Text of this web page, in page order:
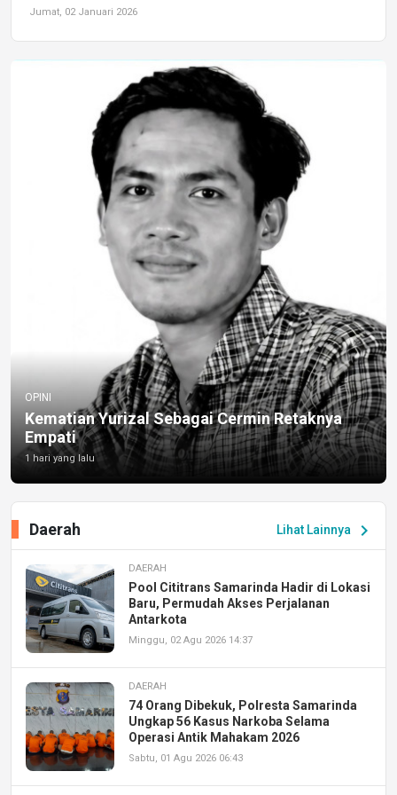
Jumat, 02 Januari 2026
OPINI
Kematian Yurizal Sebagai Cermin Retaknya
Empati
1 hari yang lalu
Lihat Lainnya chevron_right
Daerah
DAERAH
Pool Cititrans Samarinda Hadir di Lokasi
Baru, Permudah Akses Perjalanan
Antarkota
Minggu, 02 Agu 2026 14:37
DAERAH
74 Orang Dibekuk, Polresta Samarinda
Ungkap 56 Kasus Narkoba Selama
Operasi Antik Mahakam 2026
Sabtu, 01 Agu 2026 06:43